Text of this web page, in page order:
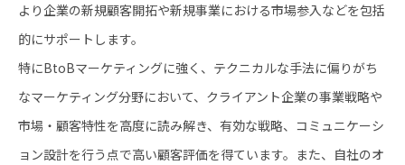
より企業の新規顧客開拓や新規事業における市場参入などを包括
的にサポートします。
特にBtoBマーケティングに強く、テクニカルな手法に偏りがち
なマーケティング分野において、クライアント企業の事業戦略や
市場・顧客特性を高度に読み解き、有効な戦略、コミュニケーシ
ョン設計を行う点で高い顧客評価を得ています。また、自社のオ